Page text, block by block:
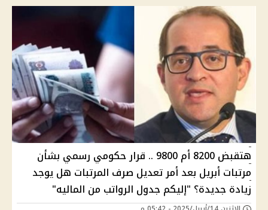
هتقبض 8200 أم 9800 .. قرار حكومي رسمي بشأن
مرتبات أبريل بعد أمر تعديل صرف المرتبات هل يوجد
زيادة جديدة؟ "إليكم جدول الرواتب من الماليه"